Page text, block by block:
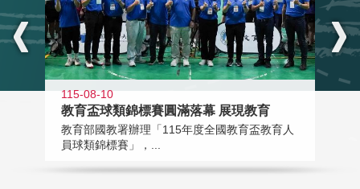
115-08-10
教育盃球類錦標賽圓滿落幕 展現教育
教育部國教署辦理「115年度全國教育盃教育人
員球類錦標賽」，...